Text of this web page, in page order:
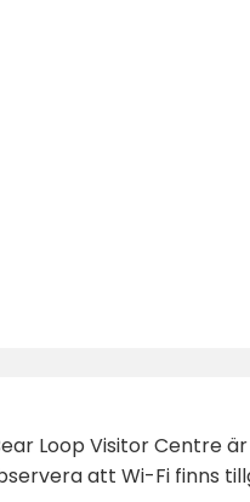
Loop Visitor Centre
att Wi-Fi finns